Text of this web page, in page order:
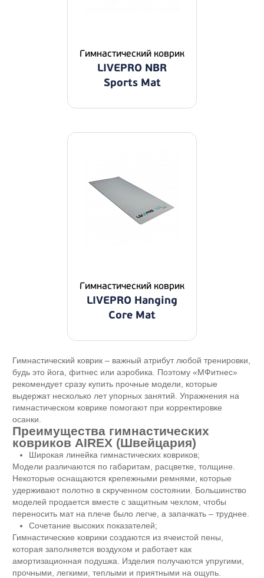
Гимнастический коврик
LIVEPRO NBR
Sports Mat
Гимнастический коврик
LIVEPRO Hanging
Core Mat
Гимнастический коврик – важный атрибут любой тренировки,
будь это йога, фитнес или аэробика. Поэтому «МФитнес»
рекомендует сразу купить прочные модели, которые
выдержат несколько лет упорных занятий. Упражнения на
гимнастическом коврике помогают при корректировке
осанки.
Преимущества гимнастических
ковриков AIREX (Швейцария)
Широкая линейка гимнастических ковриков;
Модели различаются по габаритам, расцветке, толщине.
Некоторые оснащаются крепежными ремнями, которые
удерживают полотно в скрученном состоянии. Большинство
моделей продается вместе с защитным чехлом, чтобы
переносить мат на плече было легче, а запачкать – труднее.
Сочетание высоких показателей;
Гимнастические коврики создаются из ячеистой пены,
которая заполняется воздухом и работает как
амортизационная подушка. Изделия получаются упругими,
прочными, легкими, теплыми и приятными на ощупь.